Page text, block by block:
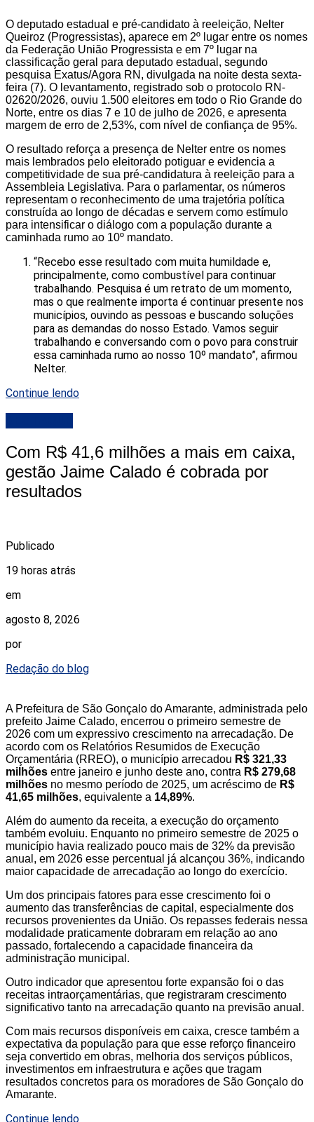
O deputado estadual e pré-candidato à reeleição, Nelter
Queiroz (Progressistas), aparece em 2º lugar entre os nomes
da Federação União Progressista e em 7º lugar na
classificação geral para deputado estadual, segundo
pesquisa Exatus/Agora RN, divulgada na noite desta sexta-
feira (7). O levantamento, registrado sob o protocolo RN-
02620/2026, ouviu 1.500 eleitores em todo o Rio Grande do
Norte, entre os dias 7 e 10 de julho de 2026, e apresenta
margem de erro de 2,53%, com nível de confiança de 95%.
O resultado reforça a presença de Nelter entre os nomes
mais lembrados pelo eleitorado potiguar e evidencia a
competitividade de sua pré-candidatura à reeleição para a
Assembleia Legislativa. Para o parlamentar, os números
representam o reconhecimento de uma trajetória política
construída ao longo de décadas e servem como estímulo
para intensificar o diálogo com a população durante a
caminhada rumo ao 10º mandato.
“Recebo esse resultado com muita humildade e,
principalmente, como combustível para continuar
trabalhando. Pesquisa é um retrato de um momento,
mas o que realmente importa é continuar presente nos
municípios, ouvindo as pessoas e buscando soluções
para as demandas do nosso Estado. Vamos seguir
trabalhando e conversando com o povo para construir
essa caminhada rumo ao nosso 10º mandato”, afirmou
Nelter.
Continue lendo
Com R$ 41,6 milhões a mais em caixa,
gestão Jaime Calado é cobrada por
resultados
Publicado
19 horas atrás
em
agosto 8, 2026
por
Redação do blog
A Prefeitura de São Gonçalo do Amarante, administrada pelo
prefeito Jaime Calado, encerrou o primeiro semestre de
2026 com um expressivo crescimento na arrecadação. De
acordo com os Relatórios Resumidos de Execução
Orçamentária (RREO), o município arrecadou R$ 321,33
milhões entre janeiro e junho deste ano, contra R$ 279,68
milhões no mesmo período de 2025, um acréscimo de R$
41,65 milhões, equivalente a 14,89%.
Além do aumento da receita, a execução do orçamento
também evoluiu. Enquanto no primeiro semestre de 2025 o
município havia realizado pouco mais de 32% da previsão
anual, em 2026 esse percentual já alcançou 36%, indicando
maior capacidade de arrecadação ao longo do exercício.
Um dos principais fatores para esse crescimento foi o
aumento das transferências de capital, especialmente dos
recursos provenientes da União. Os repasses federais nessa
modalidade praticamente dobraram em relação ao ano
passado, fortalecendo a capacidade financeira da
administração municipal.
Outro indicador que apresentou forte expansão foi o das
receitas intraorçamentárias, que registraram crescimento
significativo tanto na arrecadação quanto na previsão anual.
Com mais recursos disponíveis em caixa, cresce também a
expectativa da população para que esse reforço financeiro
seja convertido em obras, melhoria dos serviços públicos,
investimentos em infraestrutura e ações que tragam
resultados concretos para os moradores de São Gonçalo do
Amarante.
Continue lendo